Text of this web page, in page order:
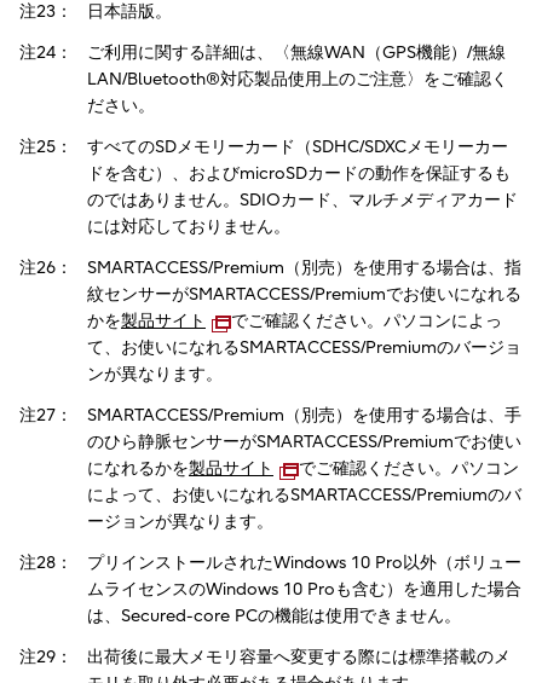
注23：
日本語版。
注24：
ご利用に関する詳細は、〈無線WAN（GPS機能）/無線
LAN/Bluetooth®対応製品使用上のご注意〉をご確認く
ださい。
注25：
すべてのSDメモリーカード（SDHC/SDXCメモリーカー
ドを含む）、およびmicroSDカードの動作を保証するも
のではありません。SDIOカード、マルチメディアカード
には対応しておりません。
注26：
SMARTACCESS/Premium（別売）を使用する場合は、指
紋センサーがSMARTACCESS/Premiumでお使いになれる
かを製品サイト
でご確認ください。パソコンによっ
て、お使いになれるSMARTACCESS/Premiumのバージョ
ンが異なります。
注27：
SMARTACCESS/Premium（別売）を使用する場合は、手
のひら静脈センサーがSMARTACCESS/Premiumでお使い
になれるかを製品サイト
でご確認ください。パソコン
によって、お使いになれるSMARTACCESS/Premiumのバ
ージョンが異なります。
注28：
プリインストールされたWindows 10 Pro以外（ボリュー
ムライセンスのWindows 10 Proも含む）を適用した場合
は、Secured-core PCの機能は使用できません。
注29：
出荷後に最大メモリ容量へ変更する際には標準搭載のメ